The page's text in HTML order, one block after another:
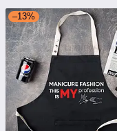
–13%